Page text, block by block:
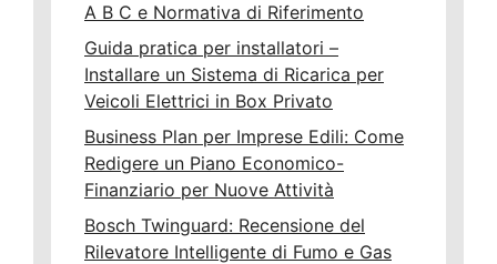
A B C e Normativa di Riferimento
Guida pratica per installatori –
Installare un Sistema di Ricarica per
Veicoli Elettrici in Box Privato
Business Plan per Imprese Edili: Come
Redigere un Piano Economico-
Finanziario per Nuove Attività
Bosch Twinguard: Recensione del
Rilevatore Intelligente di Fumo e Gas